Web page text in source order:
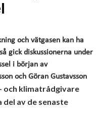
och vätgasen kan ha
gick diskussionerna under
i början av
och Göran Gustavsson
och klimatrådgivare
av de senaste